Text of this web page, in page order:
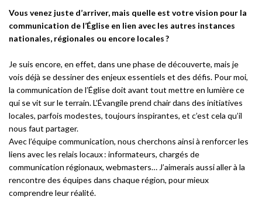
Vous venez juste d’arriver, mais quelle est votre vision pour la
communication de l’Église en lien avec les autres instances
nationales, régionales ou encore locales ?
Je suis encore, en effet, dans une phase de découverte, mais je
vois déjà se dessiner des enjeux essentiels et des défis. Pour moi,
la communication de l’Église doit avant tout mettre en lumière ce
qui se vit sur le terrain. L’Évangile prend chair dans des initiatives
locales, parfois modestes, toujours inspirantes, et c’est cela qu’il
nous faut partager.
Avec l’équipe communication, nous cherchons ainsi à renforcer les
liens avec les relais locaux : informateurs, chargés de
communication régionaux, webmasters… J’aimerais aussi aller à la
rencontre des équipes dans chaque région, pour mieux
comprendre leur réalité.